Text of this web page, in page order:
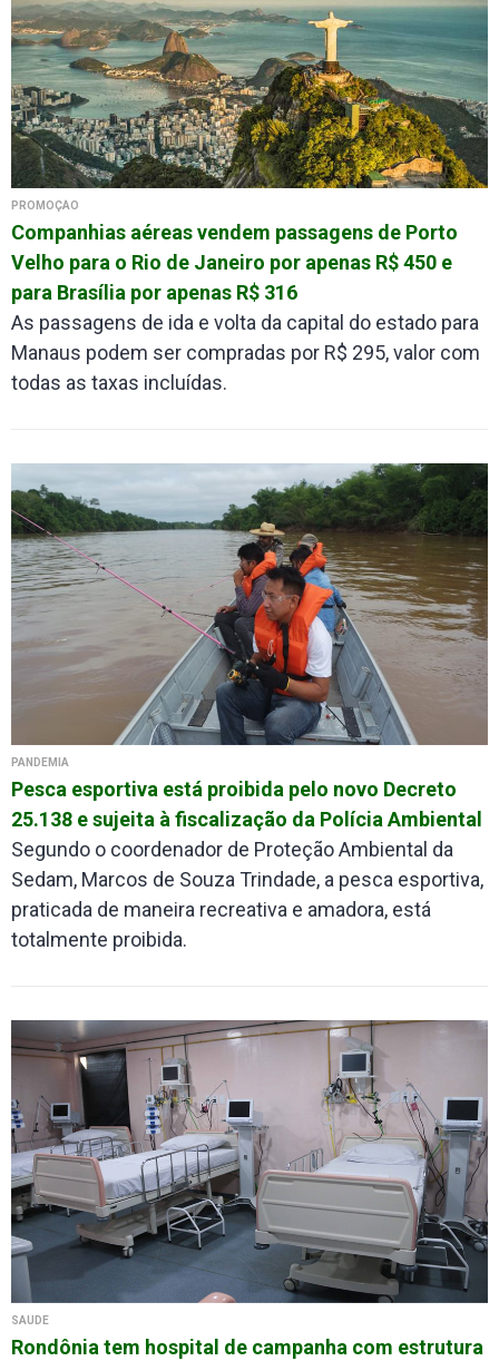
PROMOÇÃO
Companhias aéreas vendem passagens de Porto
Velho para o Rio de Janeiro por apenas R$ 450 e
para Brasília por apenas R$ 316
As passagens de ida e volta da capital do estado para
Manaus podem ser compradas por R$ 295, valor com
todas as taxas incluídas.
PANDEMIA
Pesca esportiva está proibida pelo novo Decreto
25.138 e sujeita à fiscalização da Polícia Ambiental
Segundo o coordenador de Proteção Ambiental da
Sedam, Marcos de Souza Trindade, a pesca esportiva,
praticada de maneira recreativa e amadora, está
totalmente proibida.
SAÚDE
Rondônia tem hospital de campanha com estrutura